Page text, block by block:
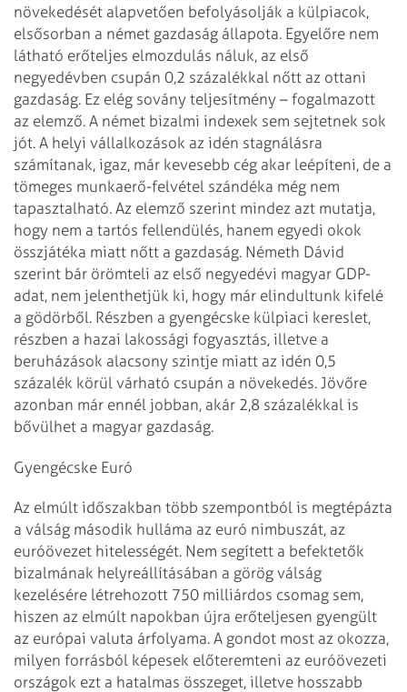
növekedését alapvetően befolyásolják a külpiacok,
elsősorban a német gazdaság állapota. Egyelőre nem
látható erőteljes elmozdulás náluk, az első
negyedévben csupán 0,2 százalékkal nőtt az ottani
gazdaság. Ez elég sovány teljesítmény – fogalmazott
az elemző. A német bizalmi indexek sem sejtetnek sok
jót. A helyi vállalkozások az idén stagnálásra
számítanak, igaz, már kevesebb cég akar leépíteni, de a
tömeges munkaerő-felvétel szándéka még nem
tapasztalható. Az elemző szerint mindez azt mutatja,
hogy nem a tartós fellendülés, hanem egyedi okok
összjátéka miatt nőtt a gazdaság. Németh Dávid
szerint bár örömteli az első negyedévi magyar GDP-
adat, nem jelenthetjük ki, hogy már elindultunk kifelé
a gödörből. Részben a gyengécske külpiaci kereslet,
részben a hazai lakossági fogyasztás, illetve a
beruházások alacsony szintje miatt az idén 0,5
százalék körül várható csupán a növekedés. Jövőre
azonban már ennél jobban, akár 2,8 százalékkal is
bővülhet a magyar gazdaság.
Gyengécske Euró
Az elmúlt időszakban több szempontból is megtépázta
a válság második hulláma az euró nimbuszát, az
euróövezet hitelességét. Nem segített a befektetők
bizalmának helyreállításában a görög válság
kezelésére létrehozott 750 milliárdos csomag sem,
hiszen az elmúlt napokban újra erőteljesen gyengült
az európai valuta árfolyama. A gondot most az okozza,
milyen forrásból képesek előteremteni az euróövezeti
országok ezt a hatalmas összeget, illetve hosszabb